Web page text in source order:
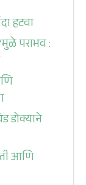
हटवा
पराभव :
डोक्याने
आणि